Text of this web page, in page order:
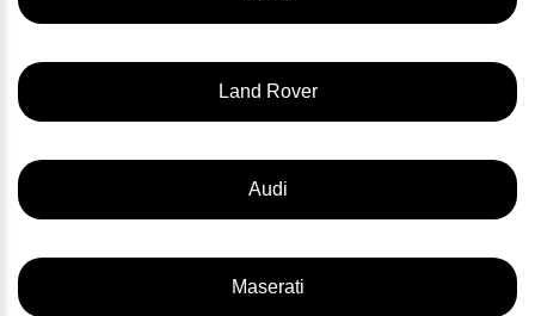
Land Rover
Audi
Maserati